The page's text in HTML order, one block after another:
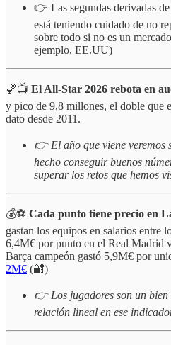
👉 Las segundas derivadas
está teniendo cuidado de no
sobre todo si no es un
ejemplo, EE.UU)
🏀📺 El All-Star 2026 rebota en
y pico de 9,8 millones, el doble que
dato desde 2011.
👉 El año que viene veremos
hecho conseguir buenos
superar los retos que hemos
💰⚽ Cada punto tiene precio en
gastan los equipos en salarios entre
6,4M€ por punto en el Real Madrid
Barça campeón gastó 5,9M€ por
2M€ (🔐)
👉 Los jugadores son un bien
relación lineal en ese